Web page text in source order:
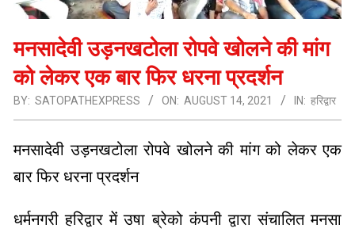
मनसादेवी उड़नखटोला रोपवे खोलने की मांग
को लेकर एक बार फिर धरना प्रदर्शन
BY: SATOPATHEXPRESS ON: AUGUST 14, 2021 IN: हरिद्वार
मनसादेवी उड़नखटोला रोपवे खोलने की मांग को लेकर एक
बार फिर धरना प्रदर्शन
धर्मनगरी हरिद्वार में उषा ब्रेको कंपनी द्वारा संचालित मनसा